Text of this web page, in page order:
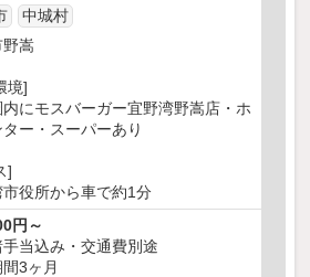
中城村
野嵩
境]
内にモスバーガー宜野湾野嵩店・ホ
ー・スーパーあり
]
市役所から車で約1分
円～
当込み・交通費別途
3ヶ月